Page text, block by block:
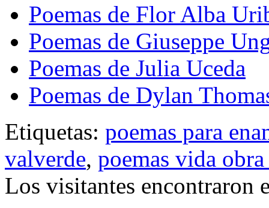
Poemas de Flor Alba
Poemas de Giuseppe
Poemas de Julia Uceda
Poemas de Dylan
Etiquetas: poemas para
valverde, poemas vida
Los visitantes encontraron